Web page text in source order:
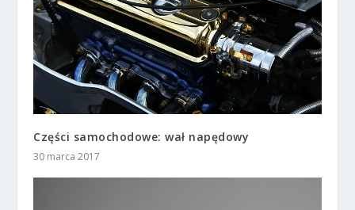
Części samochodowe: wał napędowy
30 marca 2017